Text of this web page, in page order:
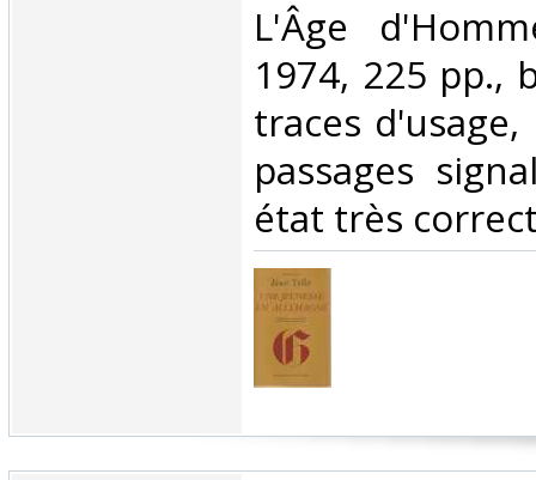
‎L'Âge
1974, 225 pp.,
traces
passages
état très